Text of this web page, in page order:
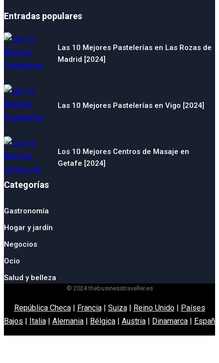
Entradas populares
Las 10 Mejores Pastelerías en Las Rozas de
Madrid [2024]
Las 10 Mejores Pastelerías en Vigo [2024]
Los 10 Mejores Centros de Masaje en
Getafe [2024]
Categorías
Gastronomía
Hogar y jardín
Negocios
Ocio
Salud y belleza
© 2024 thebusinesstraveller.es
República Checa| Francia| Suiza| Reino Unido|
Países
Bajos
Italia Alemania Bélgica Austria Dinamarca España